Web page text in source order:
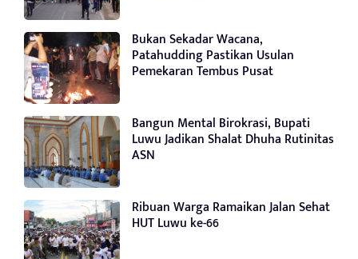
Bukan Sekadar Wacana,
Patahudding Pastikan Usulan
Pemekaran Tembus Pusat
Bangun Mental Birokrasi, Bupati
Luwu Jadikan Shalat Dhuha Rutinitas
ASN
Ribuan Warga Ramaikan Jalan Sehat
HUT Luwu ke-66